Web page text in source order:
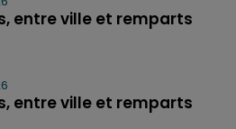
entre ville et remparts
entre ville et remparts